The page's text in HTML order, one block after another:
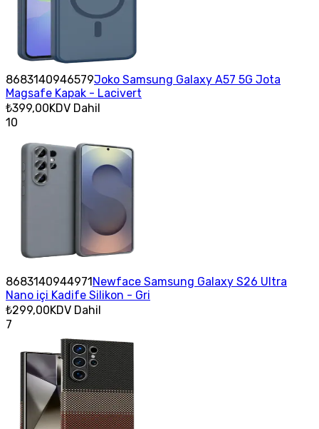
8683140946579Joko Samsung Galaxy A57 5G Jota
Magsafe Kapak - Lacivert
₺399,00KDV Dahil
10
8683140944971Newface Samsung Galaxy S26 Ultra
Nano içi Kadife Silikon - Gri
₺299,00KDV Dahil
7